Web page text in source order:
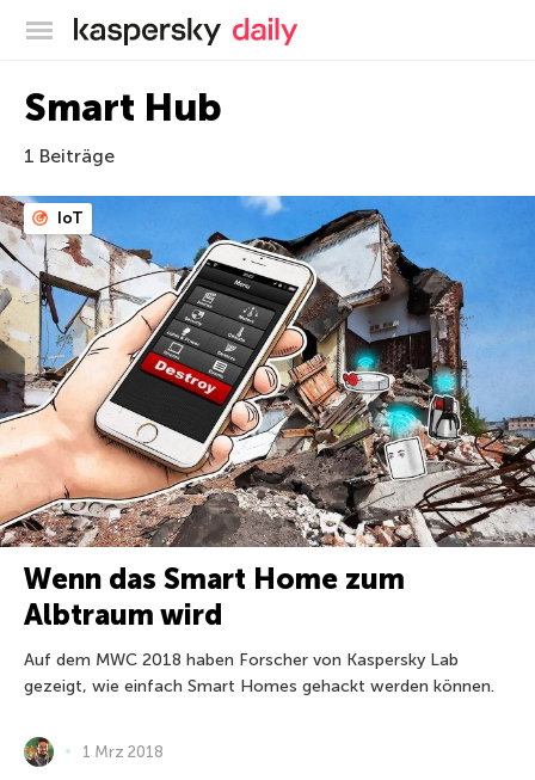
Offizieller Blog von Kaspersky
Smart Hub
1 Beiträge
IoT
Wenn das Smart Home zum
Albtraum wird
Auf dem MWC 2018 haben Forscher von Kaspersky Lab
gezeigt, wie einfach Smart Homes gehackt werden können.
1 Mrz 2018